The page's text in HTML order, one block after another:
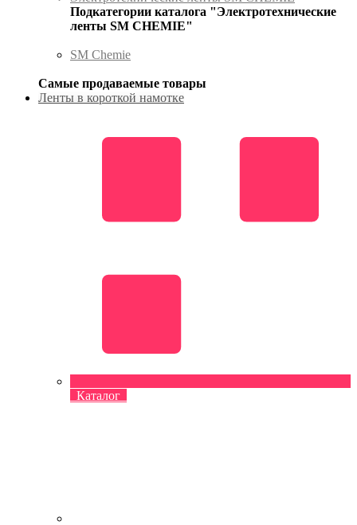
Подкатегории каталога "Электротехнические
ленты SM CHEMIE"
SM Chemie
Самые продаваемые товары
Ленты в короткой намотке
Каталог